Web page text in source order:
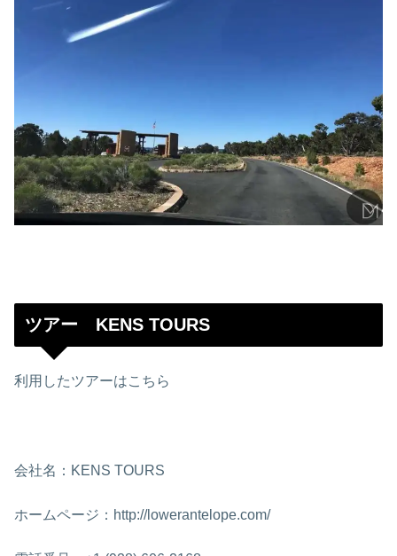
ツアー KENS TOURS
利用したツアーはこちら
会社名：KENS TOURS
ホームページ：http://lowerantelope.com/